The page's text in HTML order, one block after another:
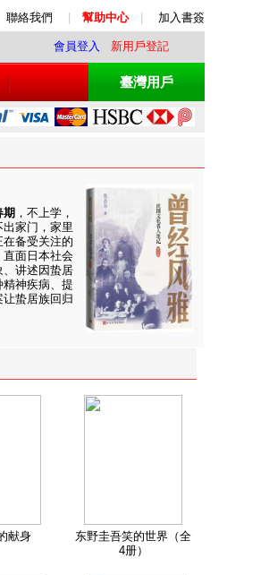
聯絡我們 幫助中心 加入書簽
會員登入 新用戶登記
臺灣用戶
期 ，不上学，
家门，家里
备受关注的
直面日本社会
、讲述因蛰居
神疾病、提
蛰居族回归
献身
东野圭吾笑的世界（全
4册）